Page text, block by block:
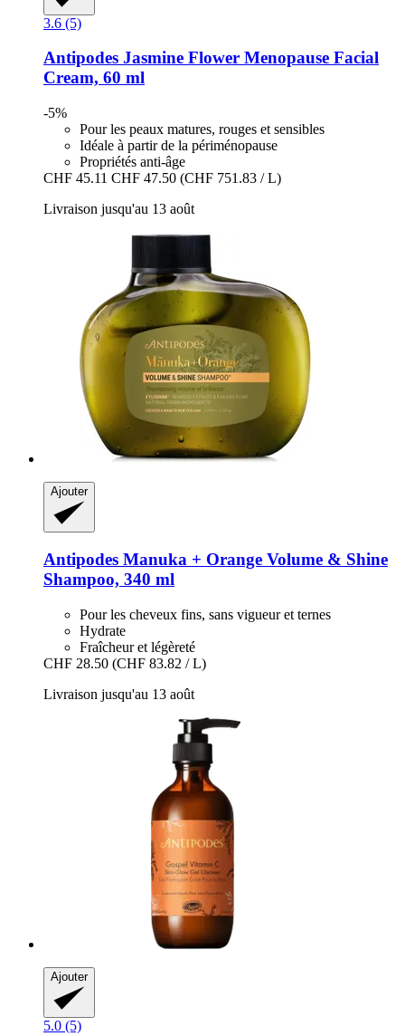
3.6 (5)
Antipodes Jasmine Flower Menopause Facial
Cream, 60 ml
-5%
Pour les peaux matures, rouges et sensibles
Idéale à partir de la périménopause
Propriétés anti-âge
CHF 45.11 CHF 47.50 (CHF 751.83 / L)
Livraison jusqu'au 13 août
Ajouter
Antipodes Manuka + Orange Volume & Shine
Shampoo, 340 ml
Pour les cheveux fins, sans vigueur et ternes
Hydrate
Fraîcheur et légèreté
CHF 28.50 (CHF 83.82 / L)
Livraison jusqu'au 13 août
Ajouter
5.0 (5)